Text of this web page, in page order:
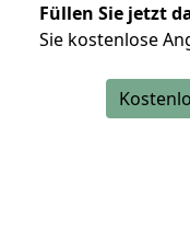
Füllen Sie jetzt
Sie kostenlose